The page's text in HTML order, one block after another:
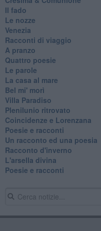
Il fado
Le nozze
Venezia
Racconti di viaggio
A pranzo
Quattro poesie
Le parole
La casa al mare
Bel mi' morì
Villa Paradiso
Plenilunio ritrovato
Coincidenze e Lorenzana
Poesie e racconti
Un racconto ed una poesia
Racconto d'inverno
​L'arsella divina
Poesie e racconti